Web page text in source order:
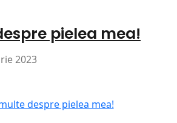
pielea mea!
2023